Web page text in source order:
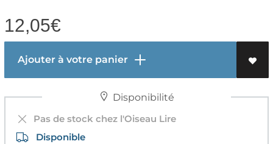
12,05€
Ajouter à votre panier
Disponibilité
Pas de stock chez l'Oiseau Lire
Disponible